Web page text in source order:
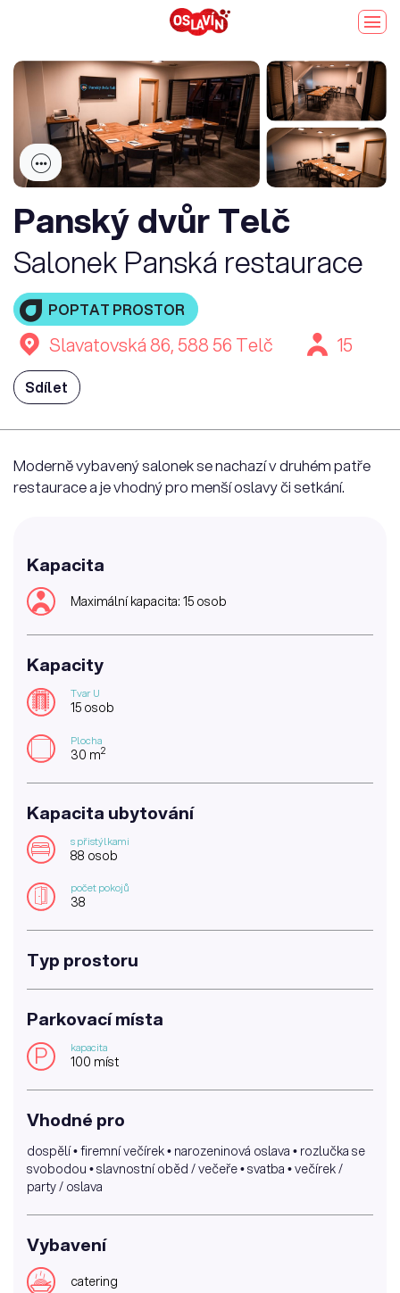
Panský dvůr Telč
Salonek Panská restaurace
POPTAT PROSTOR
Slavatovská 86, 588 56 Telč 15
Sdílet
Moderně vybavený salonek se nachazí v druhém patře
restaurace a je vhodný pro menší oslavy či setkání.
Kapacita
Maximální kapacita: 15 osob
Kapacity
Tvar U
15 osob
Plocha
30 m2
Kapacita ubytování
s přistýlkami
88 osob
počet pokojů
38
Typ prostoru
Parkovací místa
P kapacita
100 míst
Vhodné pro
dospělí • firemní večírek • narozeninová oslava • rozlučka se
svobodou • slavnostní oběd / večeře • svatba • večírek /
party / oslava
Vybavení
catering